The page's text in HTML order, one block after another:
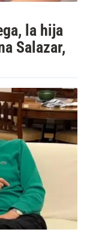
la hija
Salazar,